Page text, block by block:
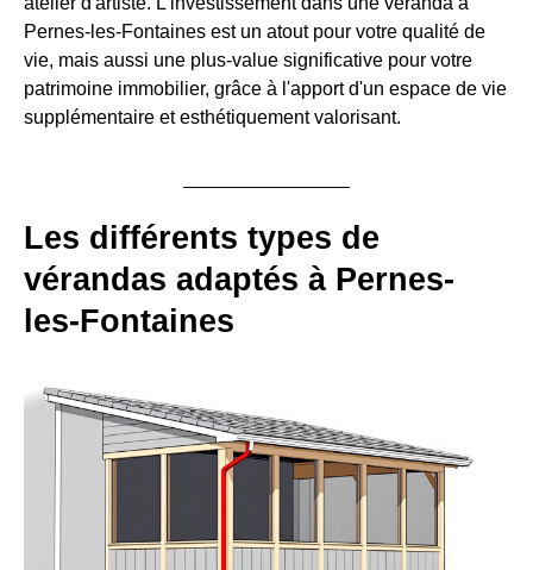
Pernes-les-Fontaines est un atout pour votre qualité de
vie, mais aussi une plus-value significative pour votre
patrimoine immobilier, grâce à l'apport d'un espace de vie
supplémentaire et esthétiquement valorisant.
Les différents types de
vérandas adaptés à Pernes-
les-Fontaines